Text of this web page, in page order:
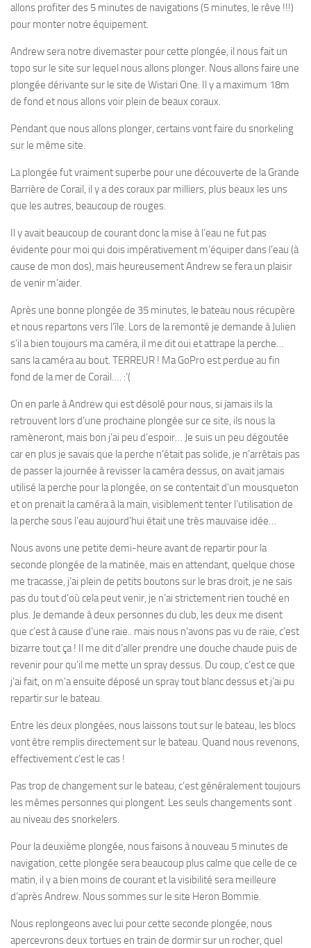
allons profiter des 5 minutes de navigations (5 minutes, le rêve !!!)
pour monter notre équipement.
Andrew sera notre divemaster pour cette plongée, il nous fait un
topo sur le site sur lequel nous allons plonger. Nous allons faire une
plongée dérivante sur le site de Wistari One. Il y a maximum 18m
de fond et nous allons voir plein de beaux coraux.
Pendant que nous allons plonger, certains vont faire du snorkeling
sur le même site.
La plongée fut vraiment superbe pour une découverte de la Grande
Barrière de Corail, il y a des coraux par milliers, plus beaux les uns
que les autres, beaucoup de rouges.
Il y avait beaucoup de courant donc la mise à l’eau ne fut pas
évidente pour moi qui dois impérativement m’équiper dans l’eau (à
cause de mon dos), mais heureusement Andrew se fera un plaisir
de venir m’aider.
Après une bonne plongée de 35 minutes, le bateau nous récupère
et nous repartons vers l’île. Lors de la remonté je demande à Julien
s’il a bien toujours ma caméra, il me dit oui et attrape la perche…
sans la caméra au bout. TERREUR ! Ma GoPro est perdue au fin
fond de la mer de Corail…. :’(
On en parle à Andrew qui est désolé pour nous, si jamais ils la
retrouvent lors d’une prochaine plongée sur ce site, ils nous la
ramèneront, mais bon j’ai peu d’espoir… Je suis un peu dégoutée
car en plus je savais que la perche n’était pas solide, je n’arrêtais pas
de passer la journée à revisser la caméra dessus, on avait jamais
utilisé la perche pour la plongée, on se contentait d’un mousqueton
et on prenait la caméra à la main, visiblement tenter l’utilisation de
la perche sous l’eau aujourd’hui était une très mauvaise idée…
Nous avons une petite demi-heure avant de repartir pour la
seconde plongée de la matinée, mais en attendant, quelque chose
me tracasse, j’ai plein de petits boutons sur le bras droit, je ne sais
pas du tout d’où cela peut venir, je n’ai strictement rien touché en
plus. Je demande à deux personnes du club, les deux me disent
que c’est à cause d’une raie.. mais nous n’avons pas vu de raie, c’est
bizarre tout ça ! Il me dit d’aller prendre une douche chaude puis de
revenir pour qu’il me mette un spray dessus. Du coup, c’est ce que
j’ai fait, on m’a ensuite déposé un spray tout blanc dessus et j’ai pu
repartir sur le bateau.
Entre les deux plongées, nous laissons tout sur le bateau, les blocs
vont être remplis directement sur le bateau. Quand nous revenons,
effectivement c’est le cas !
Pas trop de changement sur le bateau, c’est généralement toujours
les mêmes personnes qui plongent. Les seuls changements sont
au niveau des snorkelers.
Pour la deuxième plongée, nous faisons à nouveau 5 minutes de
navigation, cette plongée sera beaucoup plus calme que celle de ce
matin, il y a bien moins de courant et la visibilité sera meilleure
d’après Andrew. Nous sommes sur le site Heron Bommie.
Nous replongeons avec lui pour cette seconde plongée, nous
apercevrons deux tortues en train de dormir sur un rocher, quel